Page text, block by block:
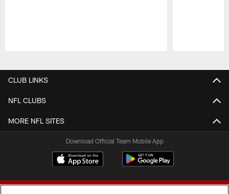
CLUB LINKS
NFL CLUBS
MORE NFL SITES
Download Official Team Mobile App